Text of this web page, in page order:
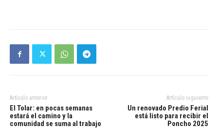
Artículo anterior
El Tolar: en pocas semanas
estará el camino y la
comunidad se suma al trabajo
Artículo siguiente
Un renovado Predio Ferial
está listo para recibir el
Poncho 2025